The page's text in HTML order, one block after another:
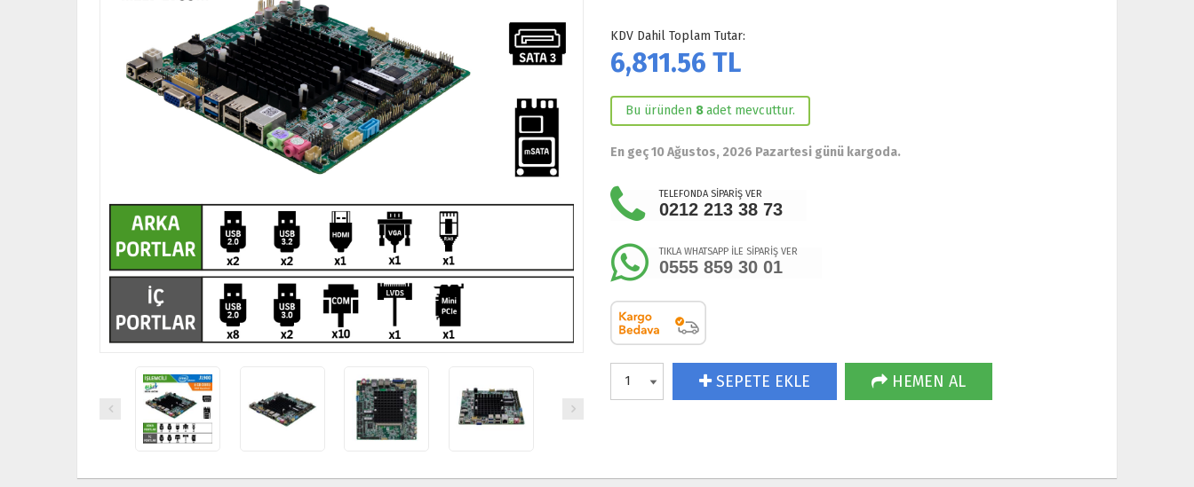
KDV Dahil Toplam Tutar:
6,811.56 TL
Bu üründen 8adet mevcuttur.
En geç 10 Ağustos, 2026 Pazartesi günü kargoda.
TELEFONDA SİPARİŞ VER
0212 213 38 73
TIKLA WHATSAPP İLE SİPARİŞ VER
0555 859 30 01
SEPETE EKLE HEMEN AL